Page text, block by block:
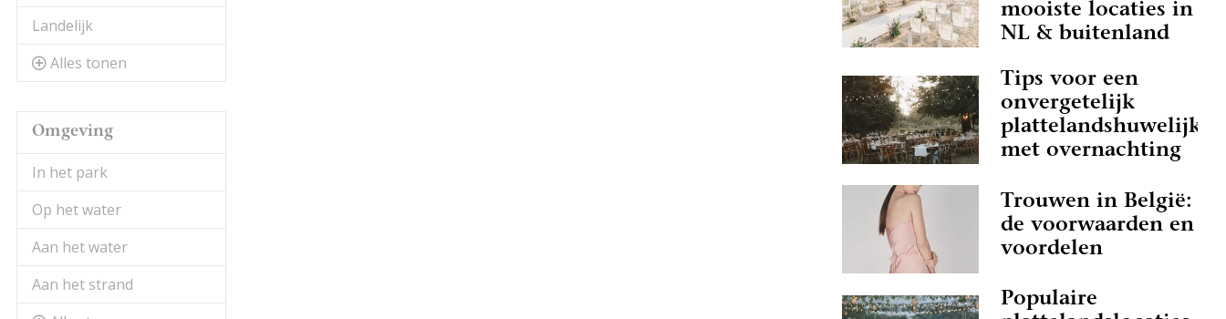
Landelijk
Alles tonen
Omgeving
In het park
Op het water
Aan het water
Aan het strand
mooiste locaties in
NL & buitenland
Tips voor een
onvergetelijk
plattelandshuwelijk
met overnachting
Trouwen in België:
de voorwaarden en
voordelen
Populaire